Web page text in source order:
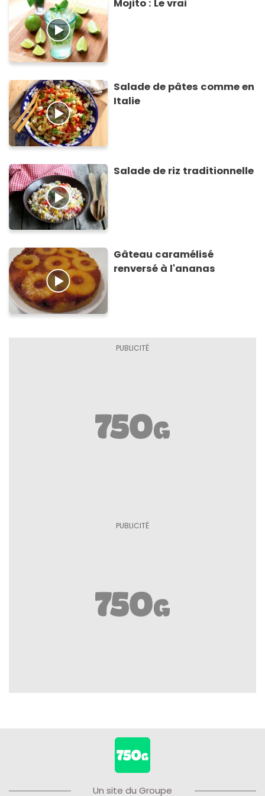
Mojito : Le vrai
Salade de pâtes comme en
Italie
Salade de riz traditionnelle
Gâteau caramélisé
renversé à l'ananas
Un site du Groupe